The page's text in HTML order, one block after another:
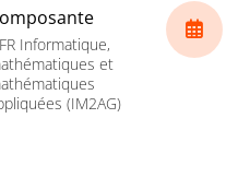
Informatique,
et
(IM2AG)